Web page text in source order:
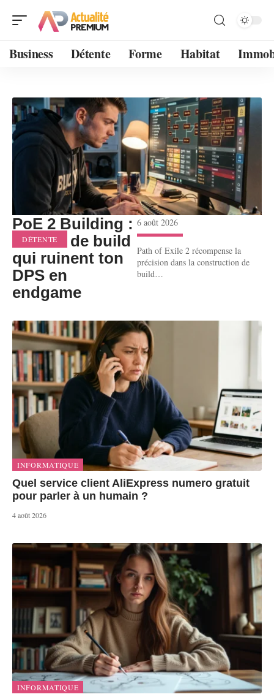
Business Détente Forme Habitat
DÉTENTE
PoE 2 Building :
erreurs de build
qui ruinent ton
DPS en
endgame
6 août 2026
Path of Exile 2 récompense la
précision dans la construction de
build…
INFORMATIQUE
Quel service client AliExpress numero gratuit
pour parler à un humain ?
4 août 2026
INFORMATIQUE